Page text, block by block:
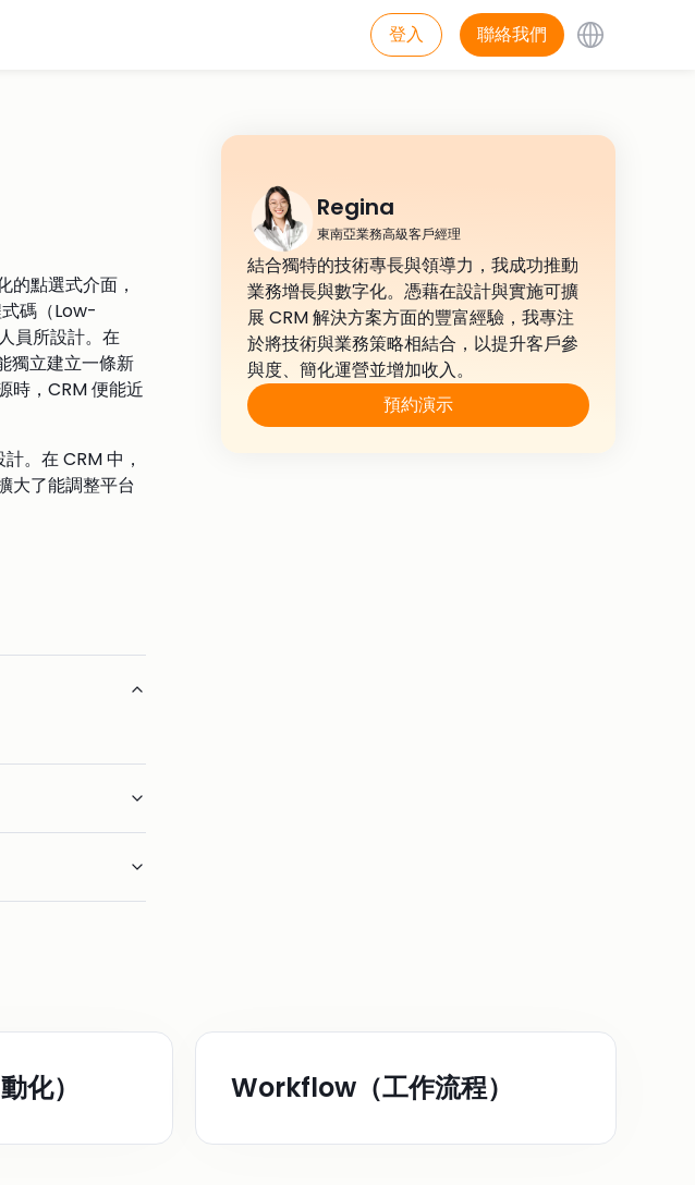
登入 聯絡我們
點選式介面，
碼（Low-
員所設計。在
獨立建立一條新
時，CRM 便能近
。在 CRM 中，
大了能調整平台
Regina
東南亞業務高級客戶經理
結合獨特的技術專長與領導力，我成功推動
業務增長與數字化。憑藉在設計與實施可擴
展 CRM 解決方案方面的豐富經驗，我專注
於將技術與業務策略相結合，以提升客戶參
與度、簡化運營並增加收入。
預約演示
化） Workflow（工作流程）